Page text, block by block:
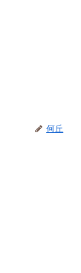
何丘